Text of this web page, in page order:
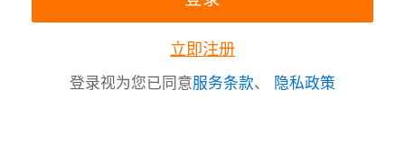
立即注册
登录视为您已同意服务条款、 隐私政策